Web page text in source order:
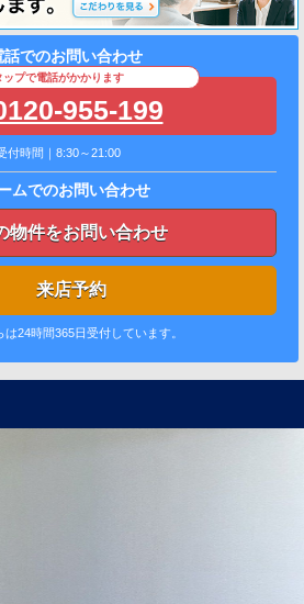
話でのお問い合わせ
ップで電話がかかります
955-199
付時間｜8:30～21:00
ムでのお問い合わせ
物件をお問い合わせ
来店予約
は24時間365日受付しています。